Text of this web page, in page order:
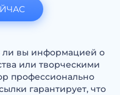
ли вы информацией о
или творческими
профессионально
гарантирует, что